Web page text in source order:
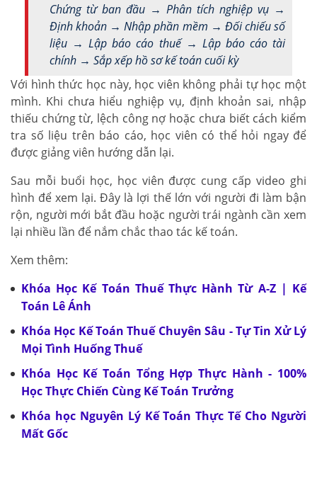
Chứng từ ban đầu → Phân tích nghiệp vụ →
Định khoản → Nhập phần mềm → Đối chiếu số
liệu → Lập báo cáo thuế → Lập báo cáo tài
chính → Sắp xếp hồ sơ kế toán cuối kỳ
Với hình thức học này, học viên không phải tự học một
mình. Khi chưa hiểu nghiệp vụ, định khoản sai, nhập
thiếu chứng từ, lệch công nợ hoặc chưa biết cách kiểm
tra số liệu trên báo cáo, học viên có thể hỏi ngay để
được giảng viên hướng dẫn lại.
Sau mỗi buổi học, học viên được cung cấp video ghi
hình để xem lại. Đây là lợi thế lớn với người đi làm bận
rộn, người mới bắt đầu hoặc người trái ngành cần xem
lại nhiều lần để nắm chắc thao tác kế toán.
Xem thêm:
Khóa Học Kế Toán Thuế Thực Hành Từ A-Z | Kế
Toán Lê Ánh
Khóa Học Kế Toán Thuế Chuyên Sâu - Tự Tin Xử Lý
Mọi Tình Huống Thuế
Khóa Học Kế Toán Tổng Hợp Thực Hành - 100%
Học Thực Chiến Cùng Kế Toán Trưởng
Khóa học Nguyên Lý Kế Toán Thực Tế Cho Người
Mất Gốc